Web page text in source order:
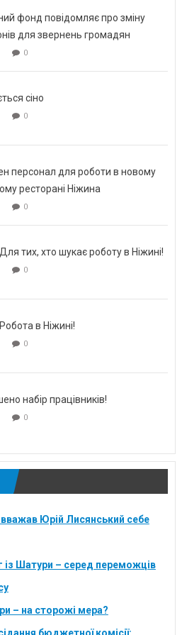
фонд повідомляє про зміну
для звернень громадян
0
сіно
0
персонал для роботи в новому
ресторані Ніжина
0
тих, хто шукає роботу в Ніжині!
0
в Ніжині!
0
набір працівників!
0
Юрій Лисянський себе
із Шатури – серед переможців
– на сторожі мера?